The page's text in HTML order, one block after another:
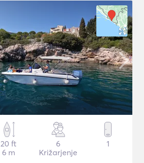
20 ft
6 m
6
Križarjenje
1